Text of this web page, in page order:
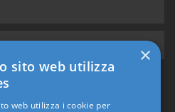
il testo dell'Informativa
×
sito web utilizza
web utilizza i cookie per